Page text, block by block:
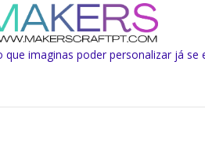
imaginas poder personalizar já se